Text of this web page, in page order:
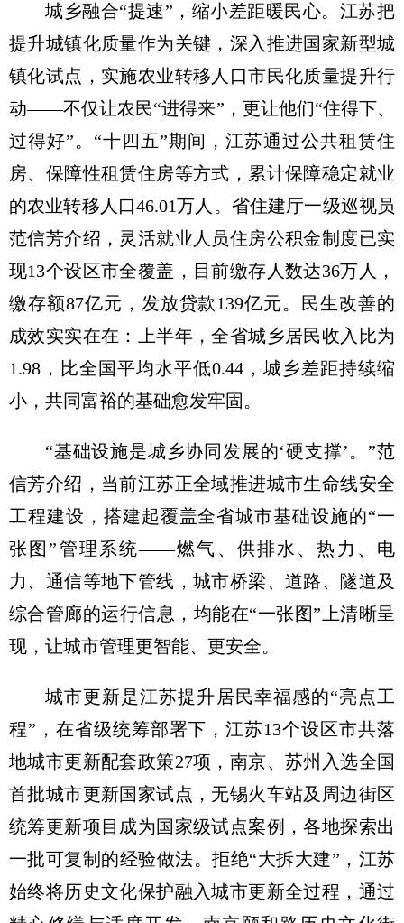
城乡融合“提速”，缩小差距暖民心。江苏把
提升城镇化质量作为关键，深入推进国家新型城
镇化试点，实施农业转移人口市民化质量提升行
动——不仅让农民“进得来”，更让他们“住得下、
过得好”。“十四五”期间，江苏通过公共租赁住
房、保障性租赁住房等方式，累计保障稳定就业
的农业转移人口46.01万人。省住建厅一级巡视员
范信芳介绍，灵活就业人员住房公积金制度已实
现13个设区市全覆盖，目前缴存人数达36万人，
缴存额87亿元，发放贷款139亿元。民生改善的
成效实实在在：上半年，全省城乡居民收入比为
1.98，比全国平均水平低0.44，城乡差距持续缩
小，共同富裕的基础愈发牢固。
“基础设施是城乡协同发展的‘硬支撑’。”范
信芳介绍，当前江苏正全域推进城市生命线安全
工程建设，搭建起覆盖全省城市基础设施的“一
张图”管理系统——燃气、供排水、热力、电
力、通信等地下管线，城市桥梁、道路、隧道及
综合管廊的运行信息，均能在“一张图”上清晰呈
现，让城市管理更智能、更安全。
城市更新是江苏提升居民幸福感的“亮点工
程”，在省级统筹部署下，江苏13个设区市共落
地城市更新配套政策27项，南京、苏州入选全国
首批城市更新国家试点，无锡火车站及周边街区
统筹更新项目成为国家级试点案例，各地探索出
一批可复制的经验做法。拒绝“大拆大建”，江苏
始终将历史文化保护融入城市更新全过程，通过